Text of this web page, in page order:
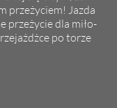
przeżyciem! Jazda
przeżycie dla miło­
po torze